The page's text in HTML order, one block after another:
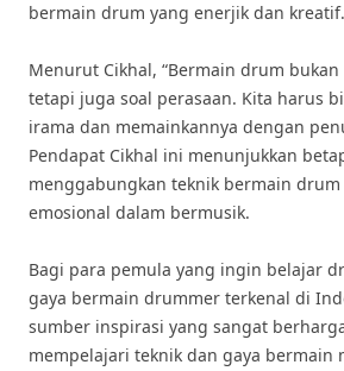
bermain drum yang enerjik dan kreatif.
Menurut Cikhal, “Bermain drum
tetapi juga soal perasaan. Kita harus
irama dan memainkannya dengan
Pendapat Cikhal ini menunjukkan
menggabungkan teknik bermain
emosional dalam bermusik.
Bagi para pemula yang ingin belajar
gaya bermain drummer terkenal di
sumber inspirasi yang sangat
mempelajari teknik dan gaya bermain